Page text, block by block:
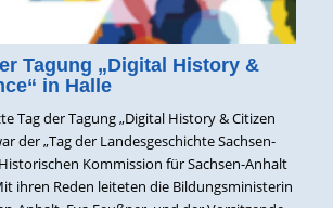
Tagung „Digital History &
in Halle
Tag der Tagung „Digital History & Citizen
der „Tag der Landesgeschichte Sachsen-
Kommission für Sachsen-Anhalt
ihren Reden leiteten die Bildungsministerin